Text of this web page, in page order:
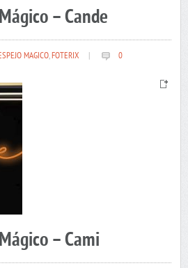
– Cande
MAGICO,FOTERIX 0
– Cami